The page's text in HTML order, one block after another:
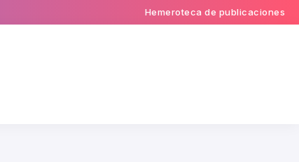
Hemeroteca de publicaciones